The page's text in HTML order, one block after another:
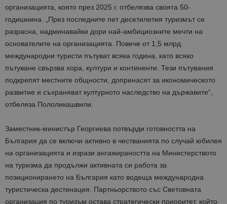
организацията, която през 2025 г. отбелязва своята 50-
годишнина. „През последните пет десетилетия туризмът се
разрасна, надминавайки дори най-амбициозните мечти на
основателите на организацията. Повече от 1,5 млрд.
международни туристи пътуват всяка година, като всяко
пътуване свързва хора, култури и континенти. Тези пътувания
подкрепят местните общности, допринасят за икономическото
развитие и съхраняват културното наследство на държавите“,
отбеляза Пололикашвили.
Заместник-министър Георгиева потвърди готовността на
България да се включи активно в честванията по случай юбилея
на организацията и изрази ангажираността на Министерството
на туризма да продължи активната си работа за
позиционирането на България като водеща международна
туристическа дестинация. Партньорството със Световната
организация по туризъм остава стратегически приоритет, който